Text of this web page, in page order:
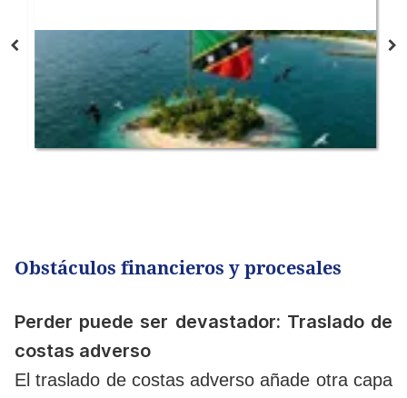
Obstáculos financieros y procesales
Perder puede ser devastador: Traslado de
costas adverso
El traslado de costas adverso añade otra capa